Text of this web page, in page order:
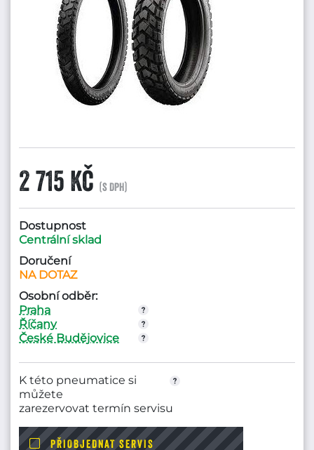
2 715 Kč (s DPH)
Dostupnost
Centrální sklad
Doručení
NA DOTAZ
Osobní odběr:
Praha
Říčany
České Budějovice
K této pneumatice si
můžete
zarezervovat termín servisu
PŘIOBJEDNAT SERVIS